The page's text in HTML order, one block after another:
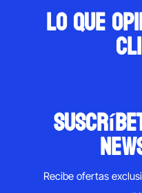
Lo que
Recibe ofertas